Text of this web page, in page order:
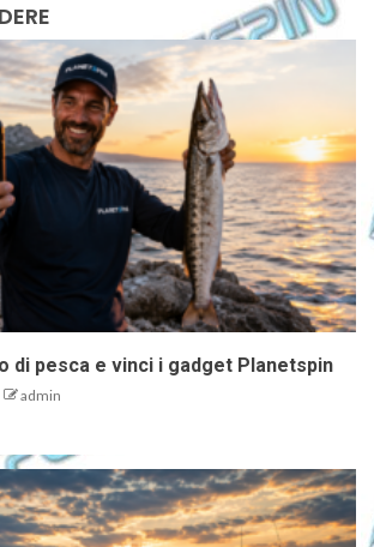
di pesca e vinci i gadget Planetspin
admin